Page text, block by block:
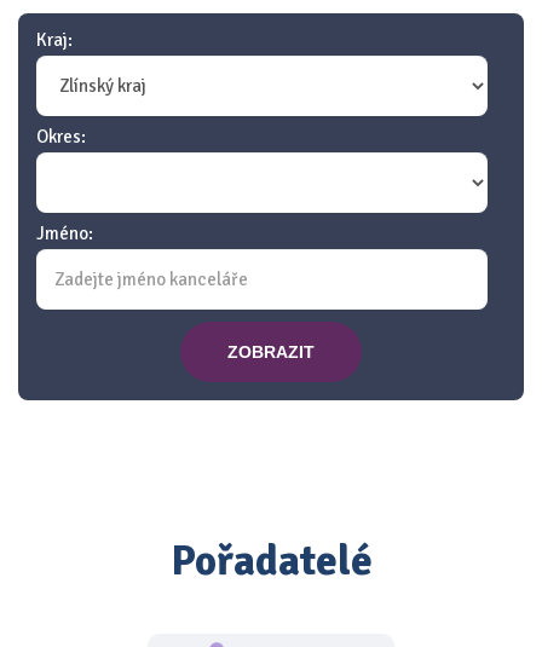
Kraj:
Okres:
Jméno:
ZOBRAZIT
Pořadatelé